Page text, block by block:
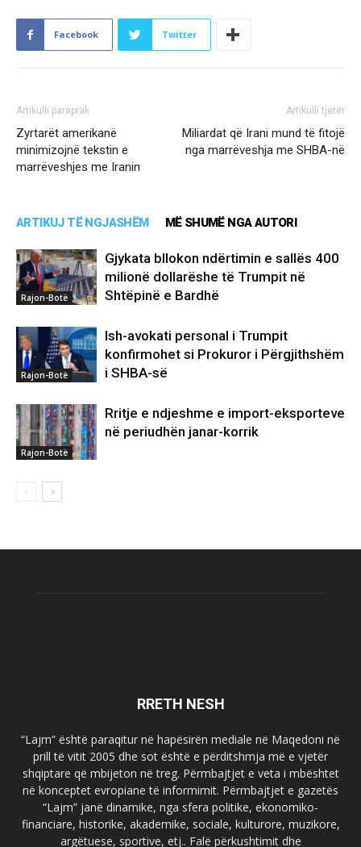
Facebook Twitter
Artikulli paraprak
Zyrtarët amerikanë
minimizojnë tekstin e
marrëveshjes me Iranin
Artikulli tjetër
Miliardat që Irani mund të fitojë
nga marrëveshja me SHBA-në
ARTIKUJ TË NGJASHËM MË SHUMË NGA AUTORI
Rajon-Botë
Gjykata bllokon ndërtimin e sallës 400
milionë dollarëshe të Trumpit në
Shtëpinë e Bardhë
Rajon-Botë
Ish-avokati personal i Trumpit
konfirmohet si Prokuror i Përgjithshëm
i SHBA-së
Rajon-Botë
Rritje e ndjeshme e import-eksporteve
në periudhën janar-korrik
RRETH NESH
“Lajm” është paraqitur në hapësirën mediale në Maqedoni në
prill të vitit 2005 dhe sot është e përditshmja më e vjetër
shqiptare që mbijeton në treg. Përmbajtjet e veta i mbështet
në konceptet evropiane të informimit. Përmbajtjet e gazetës
“Lajm” janë dinamike, nga sfera politike, ekonomiko-
financiare, historike, akademike, sociale, kulturore, muzikore,
argëtuese, sportive, etj.. Falë përkushtimit dhe